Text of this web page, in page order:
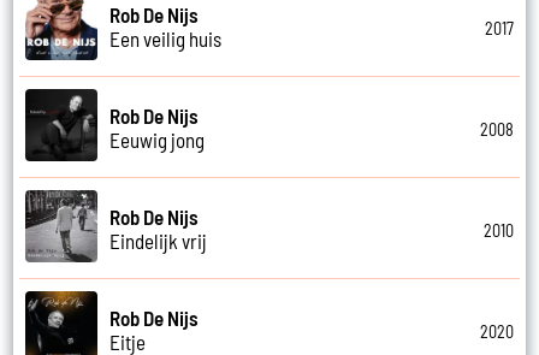
Rob De Nijs
Een veilig huis
2017
Rob De Nijs
Eeuwig jong
2008
Rob De Nijs
Eindelijk vrij
2010
Rob De Nijs
Eitje
2020